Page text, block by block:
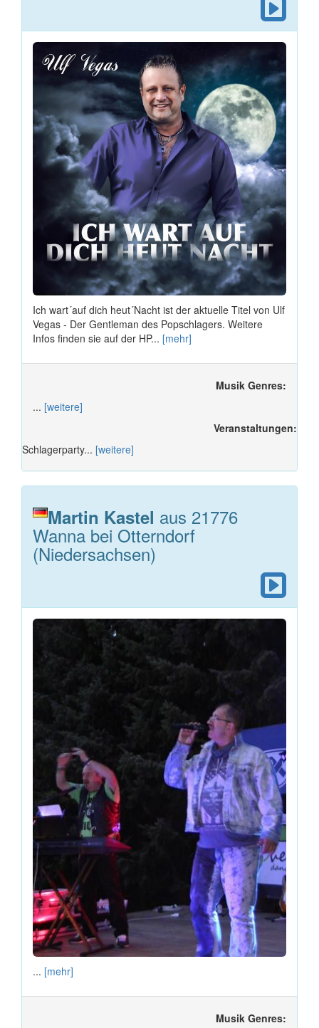
Ich wart´auf dich heut´Nacht ist der aktuelle Titel von Ulf
Vegas - Der Gentleman des Popschlagers. Weitere
Infos finden sie auf der HP... [mehr]
Musik Genres:
... [weitere]
Veranstaltungen:
Schlagerparty... [weitere]
Martin Kastel aus 21776
Wanna bei Otterndorf
(Niedersachsen)
... [mehr]
Musik Genres: